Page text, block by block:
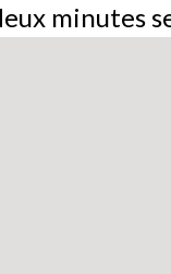
minutes